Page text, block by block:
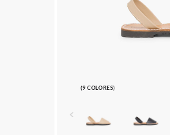
(9 COLORES)